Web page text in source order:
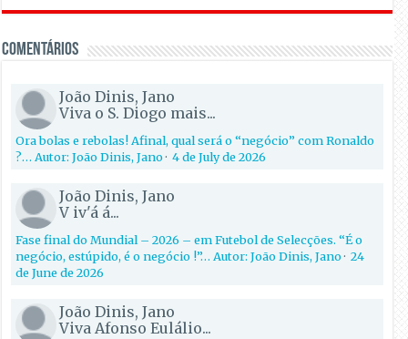
Comentários
João Dinis, Jano
Viva o S. Diogo mais...
Ora bolas e rebolas! Afinal, qual será o “negócio” com Ronaldo
?… Autor: João Dinis, Jano·4 de July de 2026
João Dinis, Jano
V iv'á á...
Fase final do Mundial – 2026 – em Futebol de Selecções. “É o
negócio, estúpido, é o negócio !”… Autor: João Dinis, Jano·24
de June de 2026
João Dinis, Jano
Viva Afonso Eulálio...